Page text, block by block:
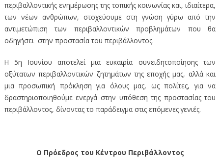
περιβαλλοντικής ενημέρωσης της τοπικής κοινωνίας και, ιδιαίτερα,
των νέων ανθρώπων, στοχεύουμε στη γνώση γύρω από την
αντιμετώπιση των περιβαλλοντικών προβλημάτων που θα
οδηγήσει στην προστασία του περιβάλλοντος.
Η 5η Ιουνίου αποτελεί μια ευκαιρία συνειδητοποίησης των
οξύτατων περιβαλλοντικών ζητημάτων της εποχής μας, αλλά και
μια προσωπική πρόκληση για όλους μας, ως πολίτες, για να
δραστηριοποιηθούμε ενεργά στην υπόθεση της προστασίας του
περιβάλλοντος, δίνοντας το παράδειγμα στις επόμενες γενιές.
Ο Πρόεδρος του Κέντρου Περιβάλλοντος